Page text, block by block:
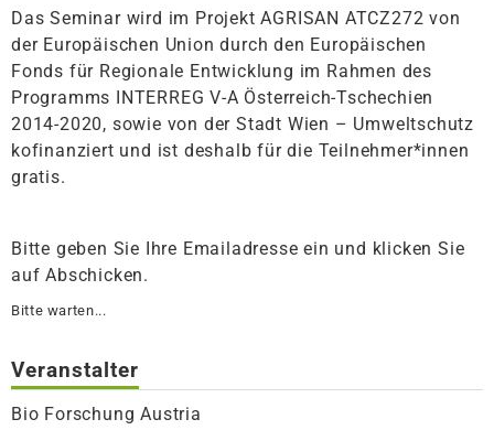
Das Seminar wird im Projekt AGRISAN ATCZ272 von
der Europäischen Union durch den Europäischen
Fonds für Regionale Entwicklung im Rahmen des
Programms INTERREG V-A Österreich-Tschechien
2014-2020, sowie von der Stadt Wien – Umweltschutz
kofinanziert und ist deshalb für die Teilnehmer*innen
gratis.
Bitte geben Sie Ihre Emailadresse ein und klicken Sie
auf Abschicken.
Bitte warten...
Veranstalter
Bio Forschung Austria